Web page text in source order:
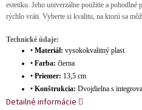
estetiku. Jeho univerzálne použitie a
rýchlo vráti. Vyberte si kvalitu, na ktorú sa
Technické údaje:
• Materiál: vysokokvalitný plast
• Farba: čierna
• Priemer: 13,5 cm
• Konštrukcia: Dvojdielna s
Detailné informácie